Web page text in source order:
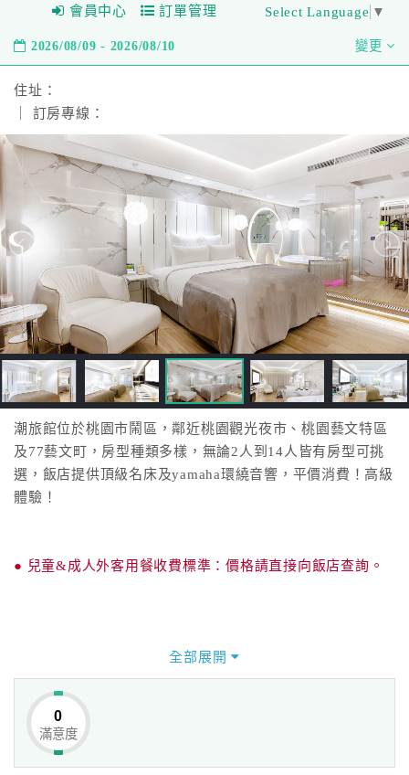
會員中心 訂單管理 Select Language ▼
2026/08/09 - 2026/08/10 變更
住址：
｜ 訂房專線：
潮旅館位於桃園市鬧區，鄰近桃園觀光夜市、桃園藝文特區
及77藝文町，房型種類多樣，無論2人到14人皆有房型可挑
選，飯店提供頂級名床及yamaha環繞音響，平價消費！高級
體驗！
● 兒童&成人外客用餐收費標準：價格請直接向飯店查詢。
全部展開
0
滿意度